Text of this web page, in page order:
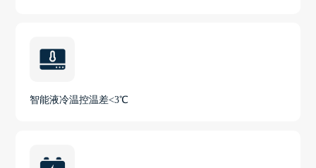
智能液冷温控温差<3℃